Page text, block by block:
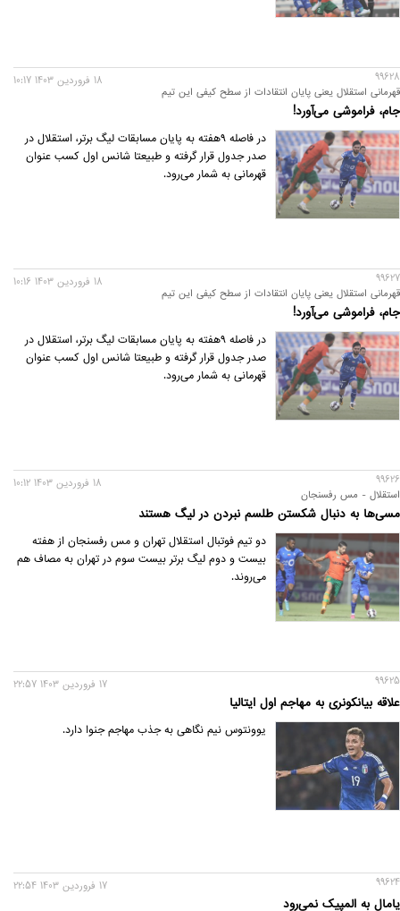
99628
قهرمانی استقلال یعنی پایان انتقادات از سطح کیفی این تیم
جام، فراموشی می‌آورد!
18 فروردين 1403 10:17
در فاصله 9هفته به پایان مسابقات لیگ برتر، استقلال در
صدر جدول قرار گرفته و طبیعتا شانس اول کسب عنوان
قهرمانی به شمار می‌رود.
99627
قهرمانی استقلال یعنی پایان انتقادات از سطح کیفی این تیم
جام، فراموشی می‌آورد!
18 فروردين 1403 10:16
در فاصله 9هفته به پایان مسابقات لیگ برتر، استقلال در
صدر جدول قرار گرفته و طبیعتا شانس اول کسب عنوان
قهرمانی به شمار می‌رود.
99626
استقلال - مس رفسنجان
مسی‌ها به دنبال شکستن طلسم نبردن در لیگ هستند
18 فروردين 1403 10:12
دو تیم فوتبال استقلال تهران و مس رفسنجان از هفته
بیست و دوم لیگ برتر بیست سوم در تهران به مصاف هم
می‌روند.
99625
علاقه بیانکونری به مهاجم اول ایتالیا
17 فروردين 1403 22:57
یوونتوس نیم نگاهی به جذب مهاجم جنوا دارد.
99624
یامال به المپیک نمی‌رود
17 فروردين 1403 22:54